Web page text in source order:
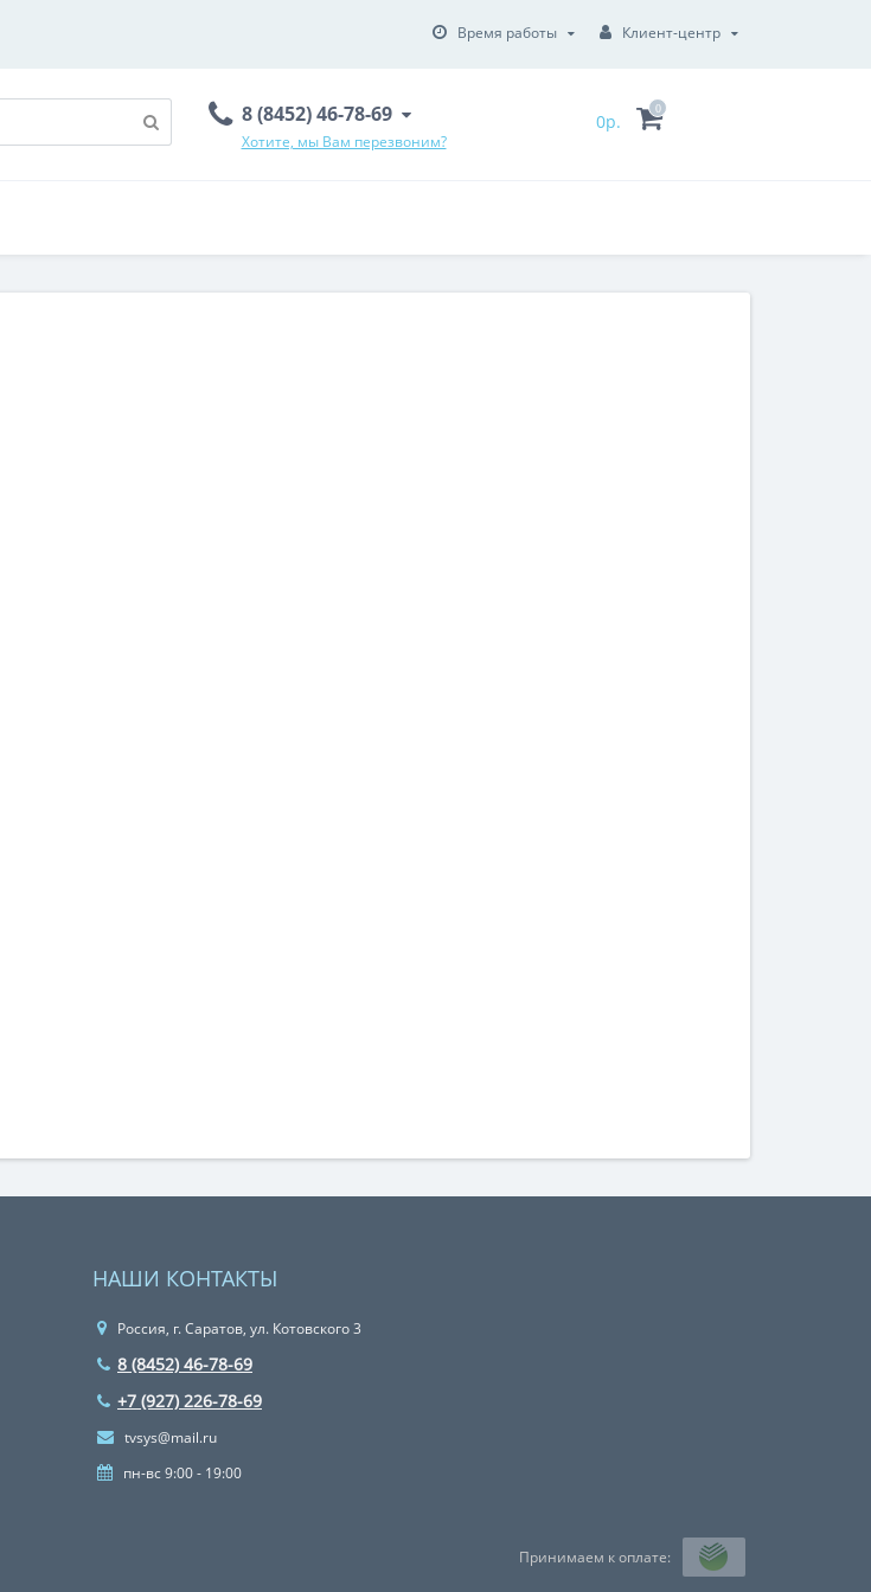
Время работы Клиент-центр
8 (8452) 46-78-69
Хотите, мы Вам перезвоним?
0р.
0
НАШИ КОНТАКТЫ
Россия, г. Саратов, ул. Котовского 3
8 (8452) 46-78-69
+7 (927) 226-78-69
tvsys@mail.ru
пн-вс 9:00 - 19:00
Принимаем к оплате: